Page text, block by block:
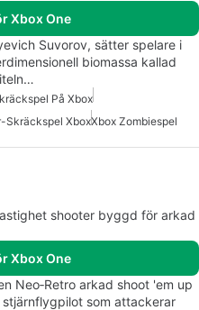
Xbox One
Suvorov, sätter spelare i
biomassa kallad
På Xbox
Skräckspel XboxXbox Zombiespel
shooter byggd för arkad
Xbox One
Neo‑Retro arkad shoot 'em up
stjärnflygpilot som attackerar